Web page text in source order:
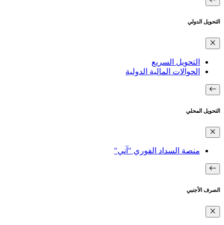
التحويل الدولي
التحويل السريع
الحوالات المالية الدولية
التحويل المحلي
منصة السداد الفوري "آني"
الصرف الأجنبي